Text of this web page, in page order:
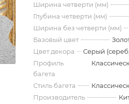
Ширина четверти (мм)
Глубина четверти (мм)
Ширина без четверти (мм)
Базовый цвет
Цвет декора
Серый
Профиль
багета
Стиль багета
Производитель